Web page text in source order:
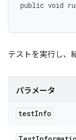
public void
テストを実行し、
パラメータ
testInfo